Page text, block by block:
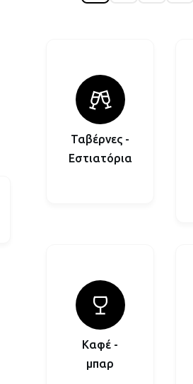
Ταβέρνες -
Εστιατόρια
Καφέ -
μπαρ